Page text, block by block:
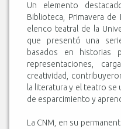
Un elemento
Biblioteca, Primavera
elenco teatral de la
que presentó una
basados en historias
representaciones,
creatividad,
la literatura y el teatro se
de esparcimiento y
La CNM, en su